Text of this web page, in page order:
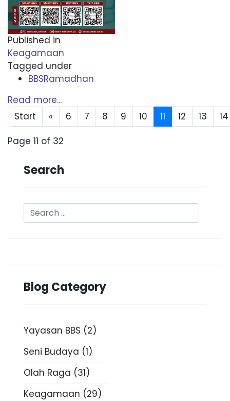
Published in
Keagamaan
Tagged under
BBSRamadhan
Read more...
Start
« 6 7 8 9 10 11 12 13
14
Page 11 of 32
Search
Blog Category
Yayasan BBS (2)
Seni Budaya (1)
Olah Raga (31)
Keagamaan (29)